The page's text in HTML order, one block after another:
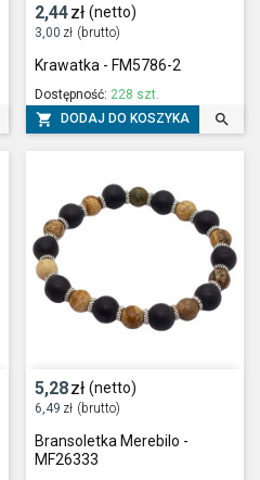
2,44zł (netto)
3,00 zł (brutto)
Krawatka - FM5786-2
Dostępność: 228 szt.
 DODAJ DO KOSZYKA 
5,28zł (netto)
6,49 zł (brutto)
Bransoletka Merebilo -
MF26333